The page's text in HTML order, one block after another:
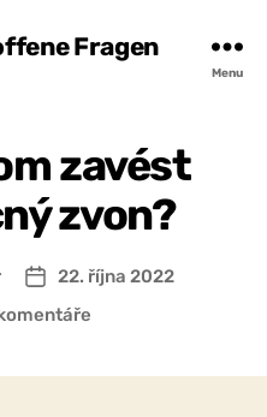
Fragen
Menu
zavést
zvon?
Datum
příspěvku
22. října 2022
u